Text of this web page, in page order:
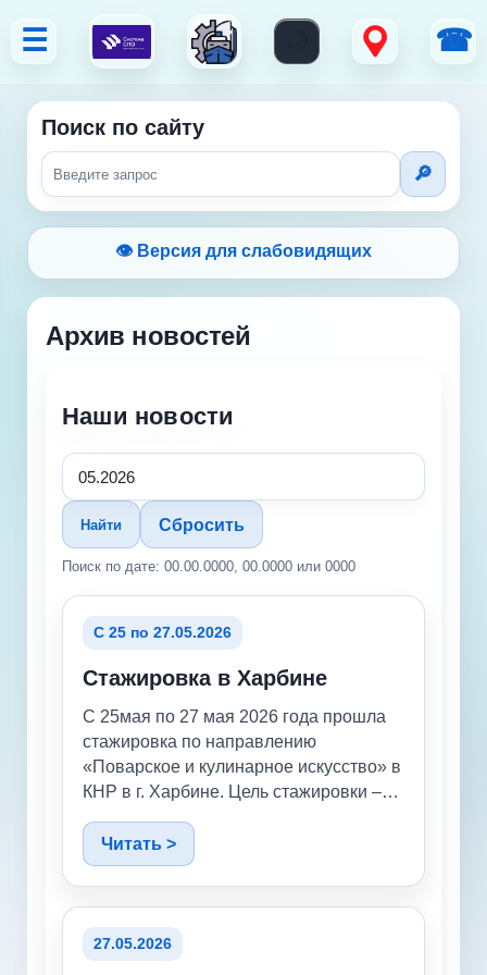
☰ ☎
Поиск по сайту
👁 Версия для слабовидящих
Архив новостей
Наши новости
Найти Сбросить
Поиск по дате: 00.00.0000, 00.0000 или 0000
С 25 по 27.05.2026
Стажировка в Харбине
С 25мая по 27 мая 2026 года прошла
стажировка по направлению
«Поварское и кулинарное искусство» в
КНР в г. Харбине. Цель стажировки –
современных ресторанов и кухонь
отелей, изучение специфики
приготовления традиционных
профессиональным опытом со
сверстниками- студентами кулинарного
Читать >
27.05.2026